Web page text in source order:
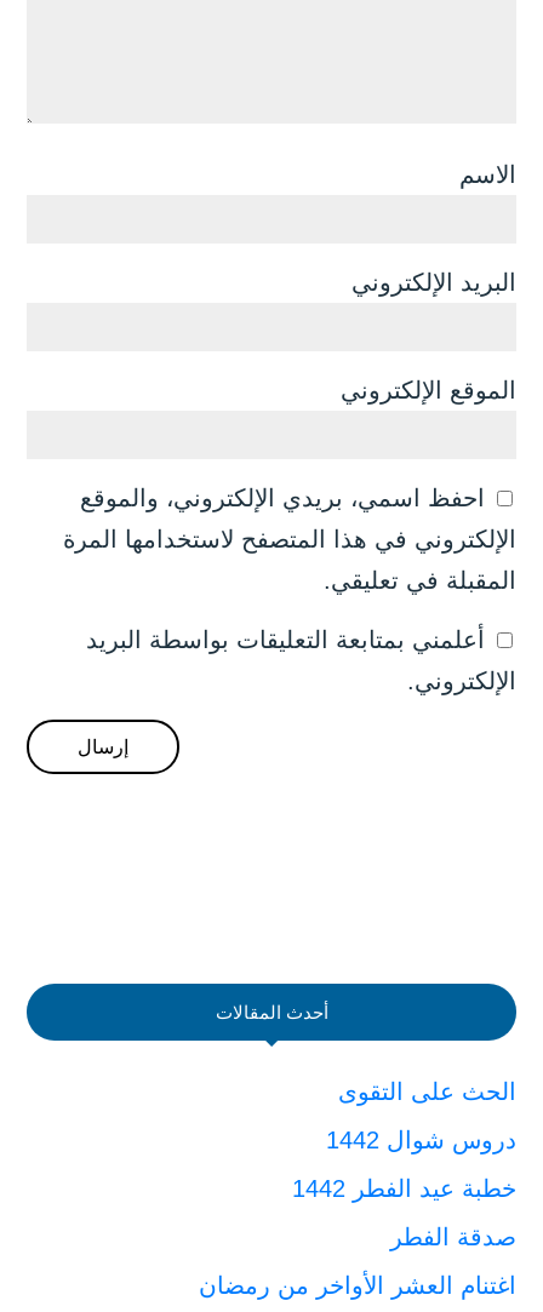
الاسم
البريد الإلكتروني
الموقع الإلكتروني
احفظ اسمي، بريدي الإلكتروني، والموقع
الإلكتروني في هذا المتصفح لاستخدامها المرة
المقبلة في تعليقي.
أعلمني بمتابعة التعليقات بواسطة البريد
الإلكتروني.
أحدث المقالات
الحث على التقوى
دروس شوال 1442
خطبة عيد الفطر 1442
صدقة الفطر
اغتنام العشر الأواخر من رمضان